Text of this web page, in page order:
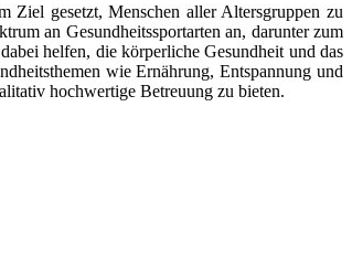
Ziel gesetzt, Menschen aller Altersgruppen zu
an Gesundheitssportarten an, darunter zum
helfen, die körperliche Gesundheit und das
wie Ernährung, Entspannung und
hochwertige Betreuung zu bieten.